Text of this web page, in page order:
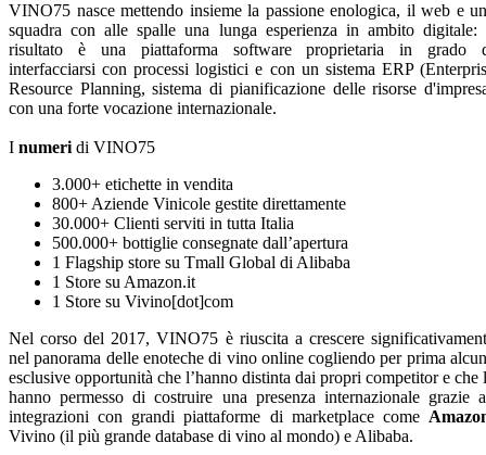
VINO75 nasce mettendo insieme la passione enologica, il web e
squadra con alle spalle una lunga esperienza in ambito digitale:
risultato è una piattaforma software proprietaria in grado
interfacciarsi con processi logistici e con un sistema ERP
Resource Planning, sistema di pianificazione delle risorse
con una forte vocazione internazionale.
I numeri di VINO75
3.000+ etichette in vendita
800+ Aziende Vinicole gestite direttamente
30.000+ Clienti serviti in tutta Italia
500.000+ bottiglie consegnate dall’apertura
1 Flagship store su Tmall Global di Alibaba
1 Store su Amazon.it
1 Store su Vivino[dot]com
Nel corso del 2017, VINO75 è riuscita a crescere
nel panorama delle enoteche di vino online cogliendo per prima
esclusive opportunità che l’hanno distinta dai propri competitor e che
hanno permesso di costruire una presenza internazionale grazie
integrazioni con grandi piattaforme di marketplace come
Vivino (il più grande database di vino al mondo) e Alibaba.